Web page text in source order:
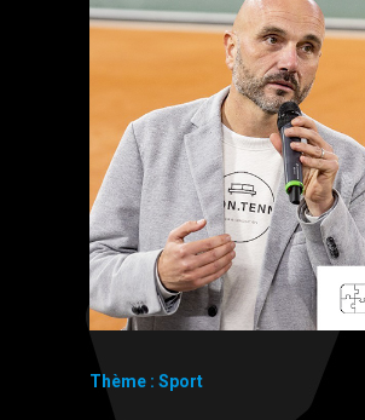
Thème : Sport